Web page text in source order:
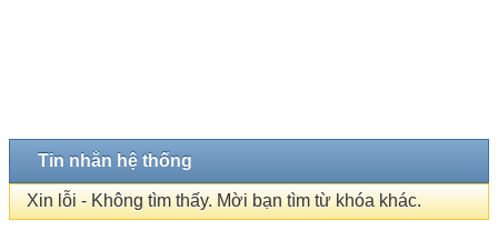
Tin nhắn hệ thống
Xin lỗi - Không tìm thấy. Mời bạn tìm từ khóa khác.